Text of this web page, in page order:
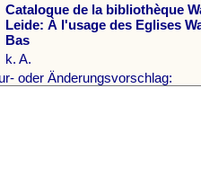
Catalogue de la bibliothèque
Leide: À l'usage des Eglises
Bas
k. A.
oder Änderungsvorschlag: